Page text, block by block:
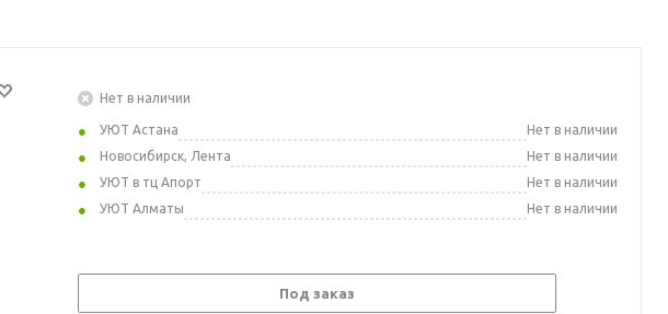
Нет в наличии
УЮТ Астана
Нет в наличии
Новосибирск, Лента
Нет в наличии
УЮТ в тц Апорт
Нет в наличии
УЮТ Алматы
Нет в наличии
Под заказ